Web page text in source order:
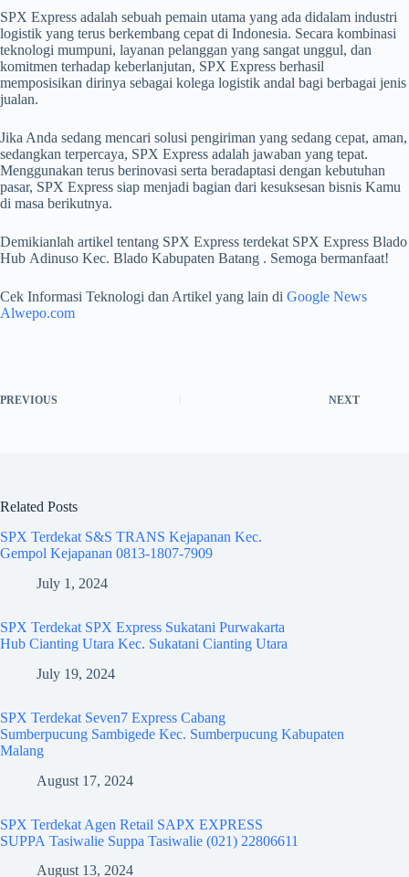
SPX Express adalah sebuah pemain utama yang ada didalam industri
logistik yang terus berkembang cepat di Indonesia. Secara kombinasi
teknologi mumpuni, layanan pelanggan yang sangat unggul, dan
komitmen terhadap keberlanjutan, SPX Express berhasil
memposisikan dirinya sebagai kolega logistik andal bagi berbagai jenis
jualan.
Jika Anda sedang mencari solusi pengiriman yang sedang cepat, aman,
sedangkan terpercaya, SPX Express adalah jawaban yang tepat.
Menggunakan terus berinovasi serta beradaptasi dengan kebutuhan
pasar, SPX Express siap menjadi bagian dari kesuksesan bisnis Kamu
di masa berikutnya.
Demikianlah artikel tentang SPX Express terdekat SPX Express Blado
Hub Adinuso Kec. Blado Kabupaten Batang . Semoga bermanfaat!
Cek Informasi Teknologi dan Artikel yang lain di Google News
Alwepo.com
PREVIOUS NEXT
Related Posts
SPX Terdekat S&S TRANS Kejapanan Kec.
Gempol Kejapanan 0813-1807-7909
July 1, 2024
SPX Terdekat SPX Express Sukatani Purwakarta
Hub Cianting Utara Kec. Sukatani Cianting Utara
July 19, 2024
SPX Terdekat Seven7 Express Cabang
Sumberpucung Sambigede Kec. Sumberpucung Kabupaten
Malang
August 17, 2024
SPX Terdekat Agen Retail SAPX EXPRESS
SUPPA Tasiwalie Suppa Tasiwalie (021) 22806611
August 13, 2024